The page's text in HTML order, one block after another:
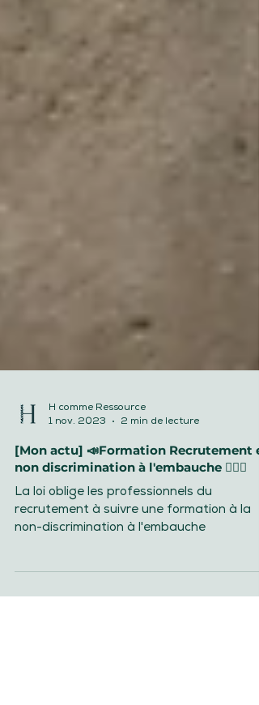
H comme Ressource
1 nov. 2023
2 min de lecture
[Mon actu] 📣Formation Recrutement
non discrimination à l'embauche 🙆🏻‍♂️
non-discrimination à l'embauche